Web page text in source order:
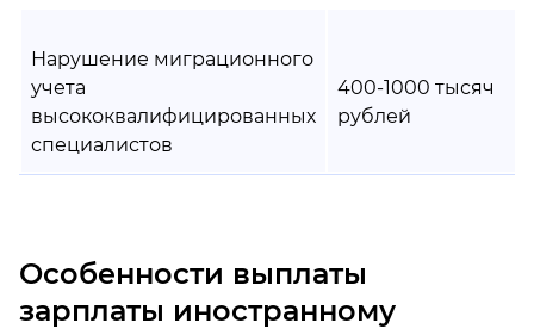
Нарушение миграционного
учета
высококвалифицированных
специалистов
400-1000 тысяч
рублей
Особенности выплаты
зарплаты иностранному